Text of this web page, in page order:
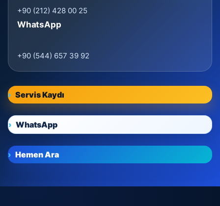
+90 (212) 428 00 25
WhatsApp
+90 (544) 657 39 92
Servis Kaydı
WhatsApp
Hemen Ara